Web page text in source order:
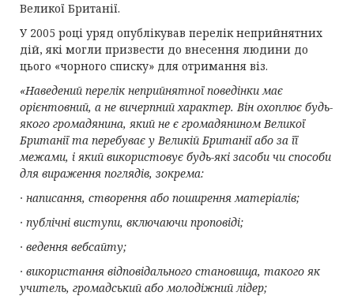
Великої Британії.
У 2005 році уряд опублікував перелік неприйнятних
дій, які могли призвести до внесення людини до
цього «чорного списку» для отримання віз.
«Наведений перелік неприйнятної поведінки має
орієнтовний, а не вичерпний характер. Він охоплює будь-
якого громадянина, який не є громадянином Великої
Британії та перебуває у Великій Британії або за її
межами, і який використовує будь-які засоби чи способи
для вираження поглядів, зокрема:
· написання, створення або поширення матеріалів;
· публічні виступи, включаючи проповіді;
· ведення вебсайту;
· використання відповідального становища, такого як
учитель, громадський або молодіжний лідер;